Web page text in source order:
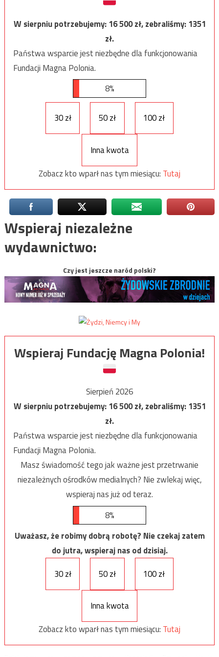
W sierpniu potrzebujemy:16 500zł, zebraliśmy:1351
zł.
Państwa wsparcie jest niezbędne dla funkcjonowania
Fundacji Magna Polonia.
8%
30 zł 50 zł 100 zł
Inna kwota
Zobacz kto wparł nas tym miesiącu: Tutaj
Wspieraj niezależne
wydawnictwo:
Czy jest jeszcze naród polski?
Wspieraj Fundację Magna Polonia!
Sierpień 2026
W sierpniu potrzebujemy:16 500zł, zebraliśmy:1351
zł.
Państwa wsparcie jest niezbędne dla funkcjonowania
Fundacji Magna Polonia.
Masz świadomość tego jak ważne jest przetrwanie
niezależnych ośrodków medialnych? Nie zwlekaj więc,
wspieraj nas już od teraz.
8%
Uważasz, że robimy dobrą robotę? Nie czekaj zatem
do jutra, wspieraj nas od dzisiaj.
30 zł
50 zł 100 zł
Inna kwota
Zobacz kto wparł nas tym miesiącu: Tutaj